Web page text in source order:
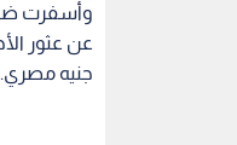
جنيه مصري.